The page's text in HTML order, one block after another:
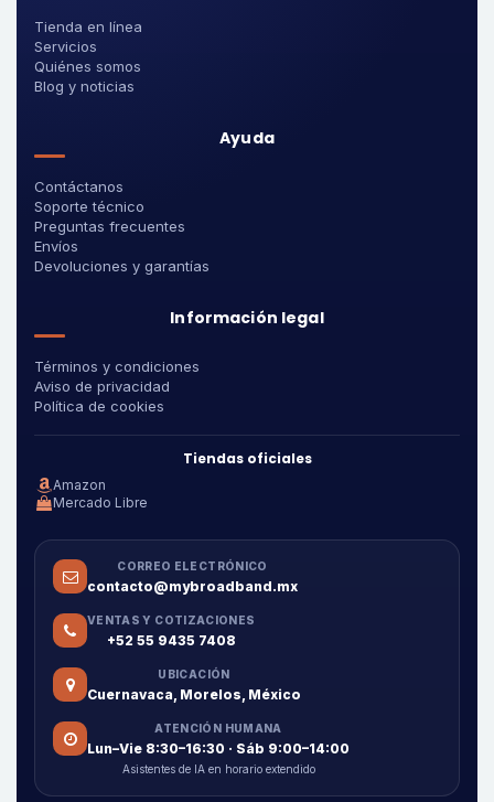
Tienda en línea
Servicios
Quiénes somos
Blog y noticias
Ayuda
Contáctanos
Soporte técnico
Preguntas frecuentes
Envíos
Devoluciones y garantías
Información legal
Términos y condiciones
Aviso de privacidad
Política de cookies
Tiendas oficiales
Amazon
Mercado Libre
CORREO ELECTRÓNICO
contacto@mybroadband.mx
VENTAS Y COTIZACIONES
+52 55 9435 7408
UBICACIÓN
Cuernavaca, Morelos, México
ATENCIÓN HUMANA
Lun–Vie 8:30–16:30 · Sáb 9:00–14:00
Asistentes de IA en horario extendido